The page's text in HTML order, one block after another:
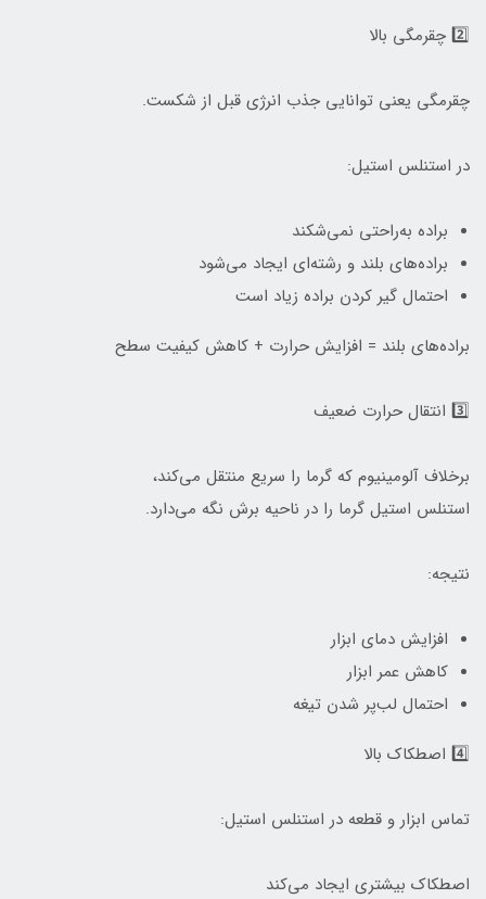
2️⃣ چقرمگی بالا
چقرمگی یعنی توانایی جذب انرژی قبل از شکست.
در استنلس استیل:
براده به‌راحتی نمی‌شکند
براده‌های بلند و رشته‌ای ایجاد می‌شود
احتمال گیر کردن براده زیاد است
براده‌های بلند = افزایش حرارت + کاهش کیفیت سطح
3️⃣ انتقال حرارت ضعیف
برخلاف آلومینیوم که گرما را سریع منتقل می‌کند،
استنلس استیل گرما را در ناحیه برش نگه می‌دارد.
نتیجه:
افزایش دمای ابزار
کاهش عمر ابزار
احتمال لب‌پر شدن تیغه
4️⃣ اصطکاک بالا
تماس ابزار و قطعه در استنلس استیل:
اصطکاک بیشتری ایجاد می‌کند